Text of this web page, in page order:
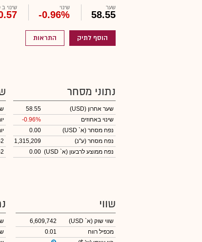
שער
58.55
שינוי
-0.96%
שינוי ב USD
הוסף לתיק התראות
נתוני מסחר
שער אחרון (USD)
58.55
שינוי באחוזים
-0.96%
נפח מסחר (א` USD)
0.00
נפח מסחר (ע"נ)
1,315,209
נפח ממוצע לרבעון (א` USD)
0.00
52
52
שווי
שווי שוק (א` USD)
6,609,742
מכפיל רווח
0.01